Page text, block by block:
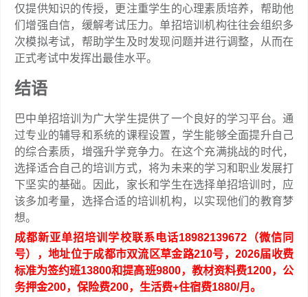
仅提供知识的传授，更注重学生的心理素质培养，帮助他
们增强自信，缓解考试压力。单招培训机构往往会组织多
次模拟考试，帮助学生及时发现问题并进行调整，从而在
正式考试中发挥出最佳水平。
结语
巴中单招培训为广大学生提供了一个良好的学习平台。通
过专业的辅导和系统的课程设置，学生能够全面提升自己
的综合素质，增强升学竞争力。在这个充满挑战的时代，
选择适合自己的培训方式，将为未来的学习和职业发展打
下坚实的基础。因此，家长和学生在选择单招培训时，应
该多加考量，选择合适的培训机构，以实现他们的教育梦
想。
成都新亚单招培训学校联系电话18982139672（微信同
号），地址位于成都市双流区草金路210号，2026届收费
标准为签约班13800和提高班9800，教材资料费1200，公
务押金200，保险费200，生活费+住宿费1880/月。